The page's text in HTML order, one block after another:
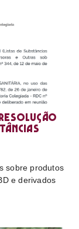
sobre produtos
e derivados